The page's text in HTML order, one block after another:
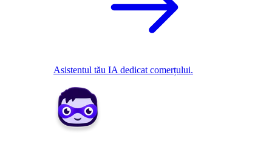
Asistentul tău IA dedicat comerțului.